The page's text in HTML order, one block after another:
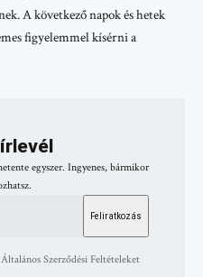
A következő napok és hetek
figyelemmel kísérni a
egyszer. Ingyenes, bármikor
Szerződési Feltételeket